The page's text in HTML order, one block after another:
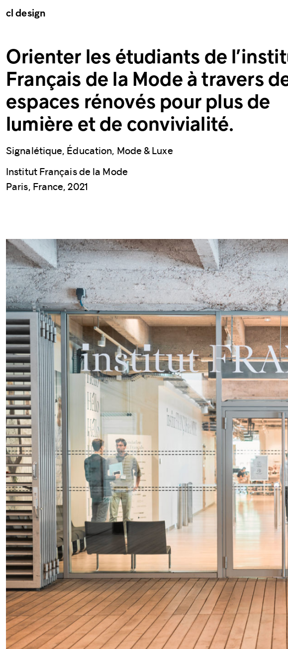
cl design
Orienter les étudiants de
Français de la Mode à travers
espaces rénovés pour plus de
lumière et de convivialité.
Signalétique, Éducation, Mode & Luxe
Institut Français de la Mode
Paris, France, 2021